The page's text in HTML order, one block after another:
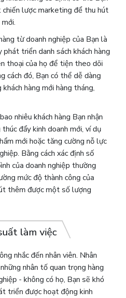
chiến lược marketing để thu hút
từ doanh nghiệp của Bạn là
phát triển danh sách khách hàng
thoại của họ để tiện theo dõi
cách đó, Bạn có thể dễ dàng
hàng mới hàng tháng,
nhiêu khách hàng Bạn nhận
đẩy kinh doanh mới, ví dụ
mới hoặc tăng cường nỗ lực
Bằng cách xác định số
của doanh nghiệp thường
mức độ thành công của
thêm được một số lượng
làm việc
nhắc đến nhân viên. Nhân
nhân tố quan trọng hàng
- không có họ, Bạn sẽ khó
triển được hoạt động kinh